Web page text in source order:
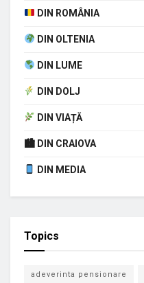
DIN ROMÂNIA
DIN OLTENIA
DIN LUME
DIN DOLJ
DIN VIAȚĂ
🏙 DIN CRAIOVA
DIN MEDIA
Topics
adeverinta pensionare